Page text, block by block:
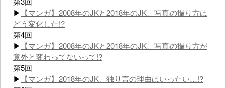
▶ 【マンガ】2008年のJKと2018年のJK、写真の撮り方は
どう変化した!?
第4回
▶ 【マンガ】2008年のJKと2018年のJK、写真の撮り方が
意外と変わってないって!?
第5回
▶ 【マンガ】2018年のJK、独り言の理由はいったい…!?